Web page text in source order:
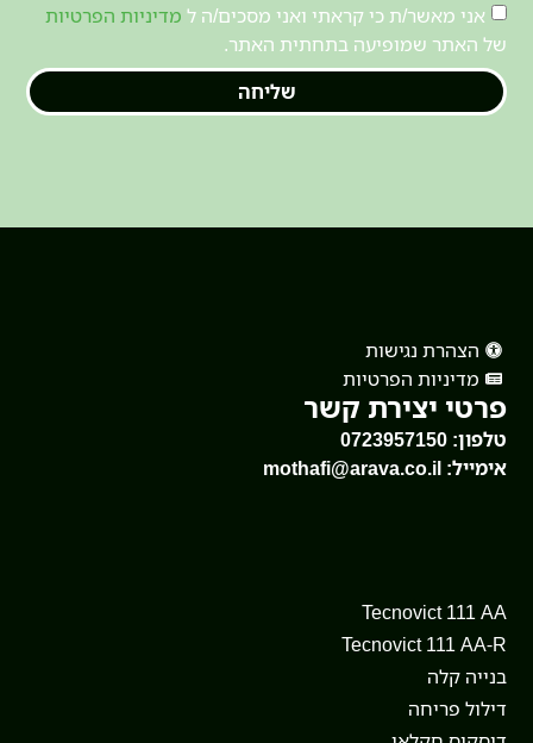
אני מאשר/ת כי קראתי ואני מסכים/ה ל מדיניות הפרטיות
של האתר שמופיעה בתחתית האתר.
שליחה
פרטי יצירת קשר
טלפון:0723957150
אימייל:mothafi@arava.co.il
הצהרת נגישות
מדיניות הפרטיות
Tecnovict 111 AA
Tecnovict 111 AA-R
בנייה קלה
דילול פריחה